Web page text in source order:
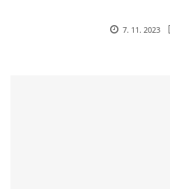
7. 11. 2023